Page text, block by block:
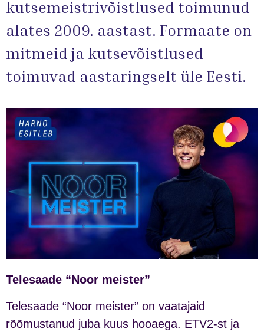
kutsemeistrivõistlused toimunud
alates 2009. aastast. Formaate on
mitmeid ja kutsevõistlused
toimuvad aastaringselt üle Eesti.
Telesaade “Noor meister”
Telesaade “Noor meister” on vaatajaid
rõõmustanud juba kuus hooaega. ETV2-st ja